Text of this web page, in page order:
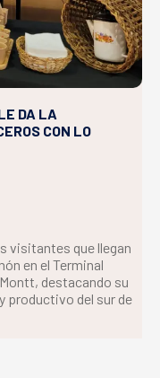
DA LA
CON LO
visitantes que llegan
en el Terminal
destacando su
productivo del sur de